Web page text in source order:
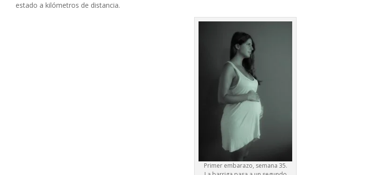
estado a kilómetros de distancia.
Primer embarazo, semana 35.